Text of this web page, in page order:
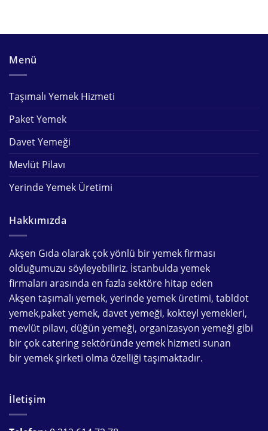
Menü
Taşımalı Yemek Hizmeti
Paket Yemek
Davet Yemeği
Mevlüt Pilavı
Yerinde Yemek Üretimi
Hakkımızda
Akşen Gıda olarak çok yönlü biryemek firması
olduğumuzu söyleyebiliriz. İstanbulda yemek
firmaları arasında en fazla sektöre hitap eden
Akşen taşımalı yemek, yerinde yemek üretimi, tabldot
yemek,paket yemek, davet yemeği, kokteyl yemekleri,
mevlüt pilavı, düğün yemeği, organizasyon yemeği gibi
bir çok cateringsektöründeyemek hizmeti sunan
biryemek şirketi olma özelliği taşımaktadır.
İletişim